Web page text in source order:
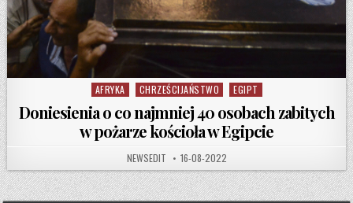
Posted in
AFRYKA CHRZEŚCIJAŃSTWO EGIPT
Doniesienia o co najmniej 40 osobach zabitych
w pożarze kościoła w Egipcie
AUTHOR:
NEWSEDIT PUBLISHED DATE:
16-08-2022